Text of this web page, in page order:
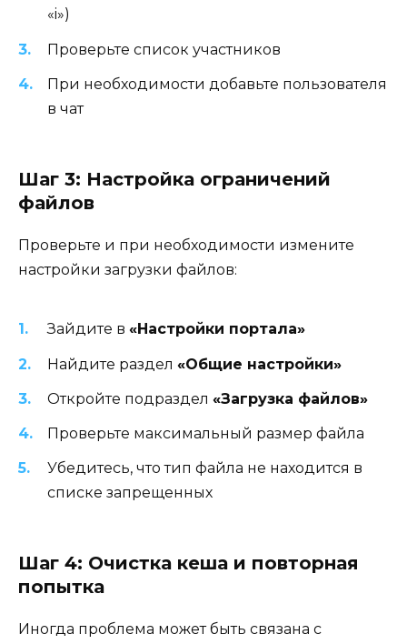
«i»)
Проверьте список участников
При необходимости добавьте пользователя
в чат
Шаг 3: Настройка ограничений
файлов
Проверьте и при необходимости измените
настройки загрузки файлов:
Зайдите в «Настройки портала»
Найдите раздел «Общие настройки»
Откройте подраздел «Загрузка файлов»
Проверьте максимальный размер файла
Убедитесь, что тип файла не находится в
списке запрещенных
Шаг 4: Очистка кеша и повторная
попытка
Иногда проблема может быть связана с